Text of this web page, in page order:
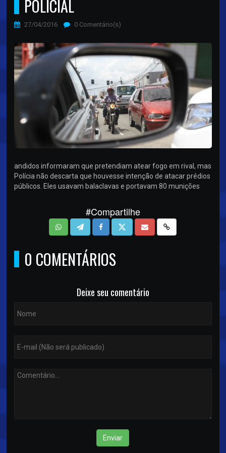
POLICIAL
27/04/2016 0 Comentário(s)
andidos informaram que pretendiam atear fogo em rival, mas
Polícia não descarta que houvesse intenção de atacar prédios
públicos. Eles usavam balaclavas e portavam 80 munições
#Compartilhe
0 COMENTÁRIOS
Deixe seu comentário
Enviar